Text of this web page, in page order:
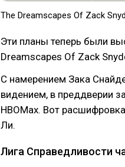
The Dreamscapes Of Zack
Эти планы теперь были
Dreamscapes Of Zack
С намерением Зака
видением, в преддверии
HBOMax. Вот
Ли.
Лига Справедливости